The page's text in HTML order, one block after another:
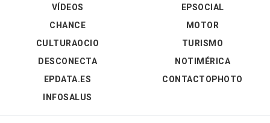
VÍDEOS
EPSOCIAL
CHANCE
CULTURAOCIO
DESCONECTA
EPDATA.ES
INFOSALUS
MOTOR
TURISMO
NOTIMÉRICA
CONTACTOPHOTO